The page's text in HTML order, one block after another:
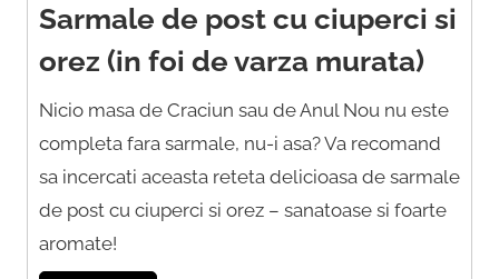
Sarmale de post cu ciuperci si
orez (in foi de varza murata)
Nicio masa de Craciun sau de Anul Nou nu este
completa fara sarmale, nu-i asa? Va recomand
sa incercati aceasta reteta delicioasa de sarmale
de post cu ciuperci si orez – sanatoase si foarte
aromate!